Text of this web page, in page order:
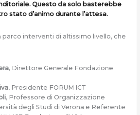
Questo da solo basterebbe
stato d’animo durante l’attesa.
parco interventi di altissimo livello, che
, Direttore Generale Fondazione
, Presidente FORUM ICT
, Professore di Organizzazione
degli Studi di Verona e Referente